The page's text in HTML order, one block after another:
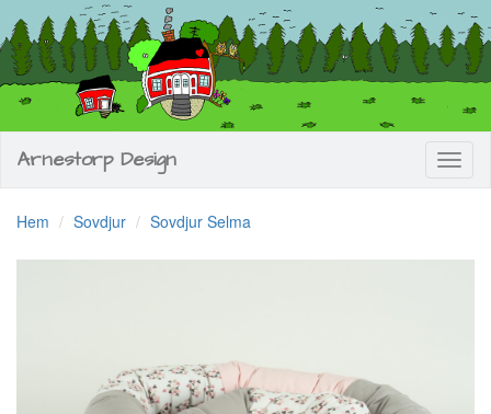
Arnestorp Design
Hem Sovdjur Sovdjur Selma